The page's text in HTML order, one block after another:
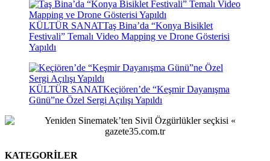
KÜLTÜR SANATTaş Bina’da “Konya Bisiklet
Festivali” Temalı Video Mapping ve Drone Gösterisi
Yapıldı
KÜLTÜR SANATKeçiören’de “Keşmir Dayanışma
Günü”ne Özel Sergi Açılışı Yapıldı
KATEGORİLER